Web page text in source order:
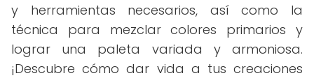
y herramientas necesarios, así como la
técnica para mezclar colores primarios y
lograr una paleta variada y armoniosa.
¡Descubre cómo dar vida a tus creaciones